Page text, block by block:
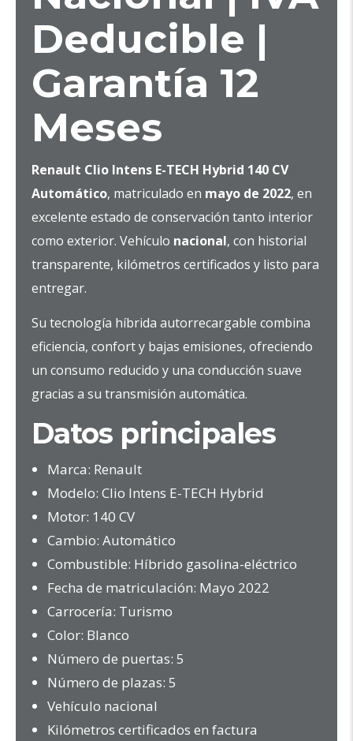
Deducible |
Garantía 12
Meses
Renault Clio Intens E-TECH Hybrid 140 CV
Automático, matriculado en mayo de 2022, en
excelente estado de conservación tanto interior
como exterior. Vehículo nacional, con historial
transparente, kilómetros certificados y listo para
entregar.
Su tecnología híbrida autorrecargable combina
eficiencia, confort y bajas emisiones, ofreciendo
un consumo reducido y una conducción suave
gracias a su transmisión automática.
Datos principales
Marca: Renault
Modelo: Clio Intens E-TECH Hybrid
Motor: 140 CV
Cambio: Automático
Combustible: Híbrido gasolina-eléctrico
Fecha de matriculación: Mayo 2022
Carrocería: Turismo
Color: Blanco
Número de puertas: 5
Número de plazas: 5
Vehículo nacional
Kilómetros certificados en factura